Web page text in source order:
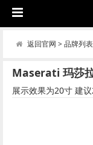
返回官网 > 品牌列表
Maserati 玛莎
展示效果为20寸 建